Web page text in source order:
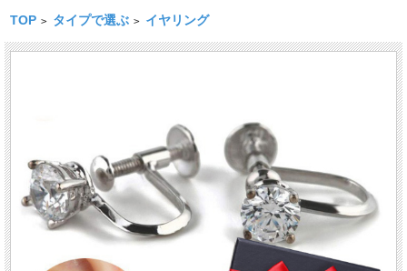
TOP > タイプで選ぶ > イヤリング